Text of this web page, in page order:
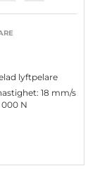
lyftpelare
18 mm/s
N